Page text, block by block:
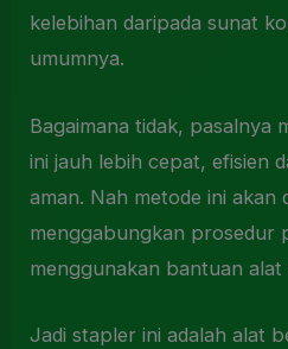
kelebihan daripada sunat
umumnya.
Bagaimana tidak, pasalnya
ini jauh lebih cepat, efisien
aman. Nah metode ini akan
menggabungkan prosedur
menggunakan bantuan alat
Jadi stapler ini adalah alat